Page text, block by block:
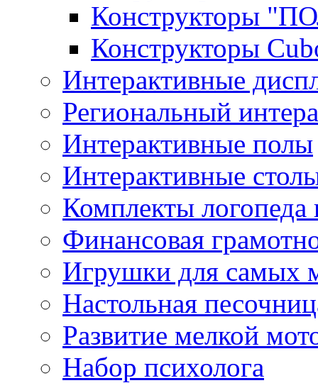
Конструкторы
Конструкторы
Интерактивные
Региональный
Интерактивные полы
Интерактивные
Комплекты логопеда
Финансовая
Игрушки для самых
Настольная
Развитие мелкой
Набор психолога